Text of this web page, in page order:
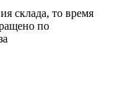
склада, то время
по